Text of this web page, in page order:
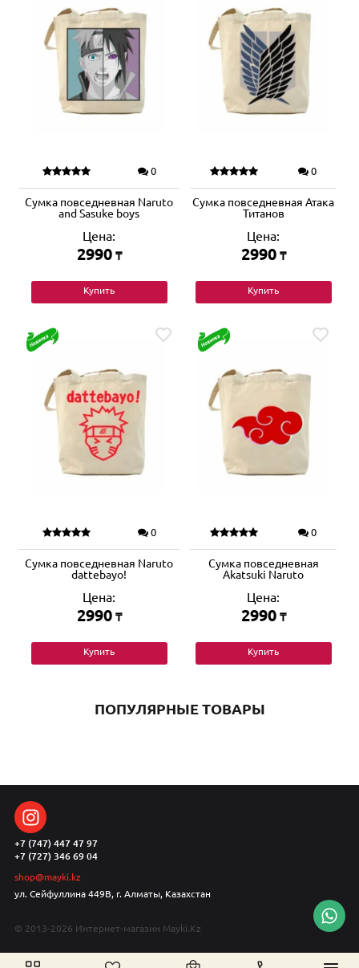
0
Сумка повседневная Naruto
and Sasuke boys
Цена:
2990 ₸
Купить
0
Сумка повседневная Атака
Титанов
Цена:
2990 ₸
Купить
0
Сумка повседневная Naruto
dattebayo!
Цена:
2990 ₸
Купить
0
Сумка повседневная
Akatsuki Naruto
Цена:
2990 ₸
Купить
ПОПУЛЯРНЫЕ ТОВАРЫ
+7 (747) 447 47 97
+7 (727) 346 69 04
shop@mayki.kz
ул. Сейфуллина 449В, г. Алматы, Казахстан
© 2013-2026 Интернет-магазин Mayki.Kz